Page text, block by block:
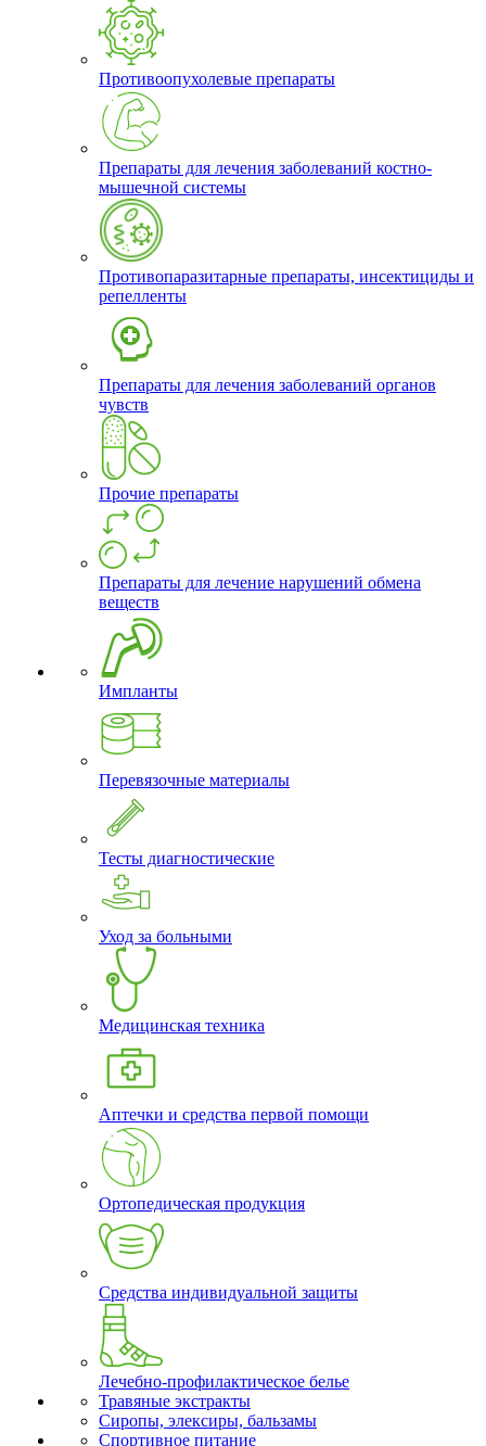
Противоопухолевые препараты
Препараты для лечения заболеваний костно-
мышечной системы
Противопаразитарные препараты, инсектициды и
репелленты
Препараты для лечения заболеваний органов
чувств
Прочие препараты
Препараты для лечение нарушений обмена
веществ
Импланты
Перевязочные материалы
Тесты диагностические
Уход за больными
Медицинская техника
Аптечки и средства первой помощи
Ортопедическая продукция
Средства индивидуальной защиты
Лечебно-профилактическое белье
Травяные экстракты
Сиропы, элексиры, бальзамы
Спортивное питание